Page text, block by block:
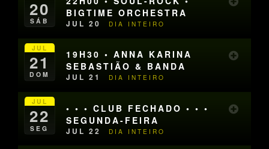
20
SÁB
BIGTIME ORCHESTRA
JUL 20 DIA INTEIRO
JUL
21
DOM
19H30 • ANNA KARINA
SEBASTIÃO & BANDA
JUL 21 DIA INTEIRO
JUL
22
SEG
• • • CLUB FECHADO • • •
SEGUNDA-FEIRA
JUL 22 DIA INTEIRO